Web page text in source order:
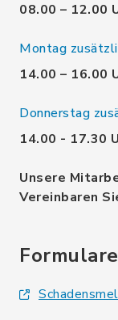
08.00 – 12.00
Montag
14.00 – 16.00
Donnerstag
14.00 - 17.30
Unsere
Vereinbaren
Formulare